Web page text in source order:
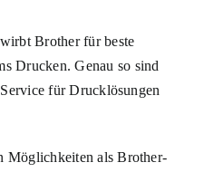
Brother für beste
Drucken. Genau so sind
für Drucklösungen
Möglichkeiten als Brother-